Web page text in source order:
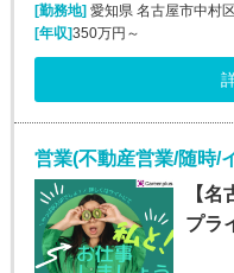
[勤務地] 愛知県 名古屋市中村区
[年収]350万円～
営業(不動産営業/随時/
【
プラ